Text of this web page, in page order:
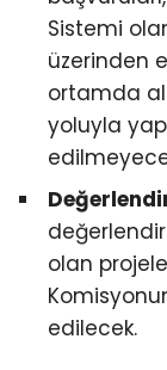
Sistemi
üzerinden
ortamda
yoluyla
olan
edilecek.